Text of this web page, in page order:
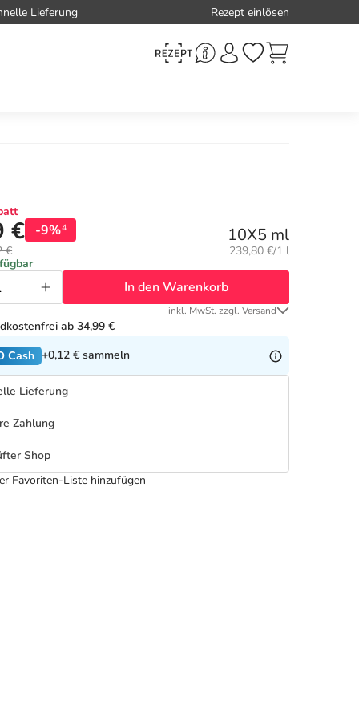
Lieferung Rezept einlösen
€ -9%4
€
10X5 ml
Grundpreis:
239,80 €/1 l
In den Warenkorb
inkl. MwSt. zzgl. Versand
ab 34,99 €
Cash +0,12 € sammeln
Lieferung
Zahlung
Shop
Favoriten-Liste hinzufügen